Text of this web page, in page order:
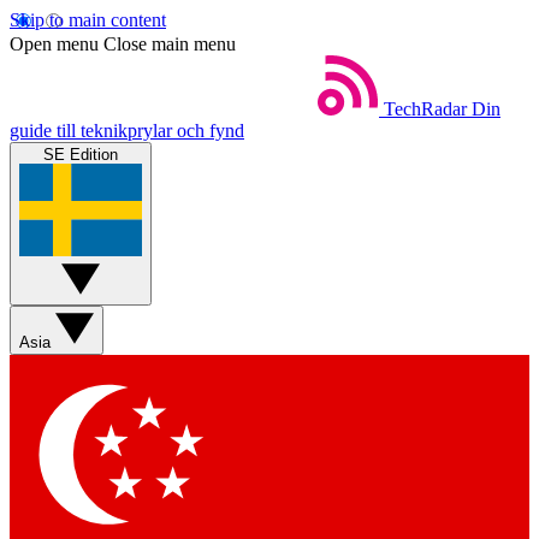
Skip to main content
Open menu Close main menu
TechRadar Din
guide till teknikprylar och fynd
SE Edition
Asia